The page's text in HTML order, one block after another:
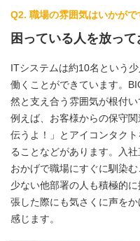
Q2. 職場の雰囲気はいかがで
困っている人を放って
ITシステムは約10名という
働くことができています。
然と支え合う雰囲気が根付い
例えば、お客様からの保守
伝うよ！」とアイコンタク
ることなどがあります。入
おかげで職場にすぐに馴染
少ない他部署の人も積極的
張した際にも気さくに声を
感じます。